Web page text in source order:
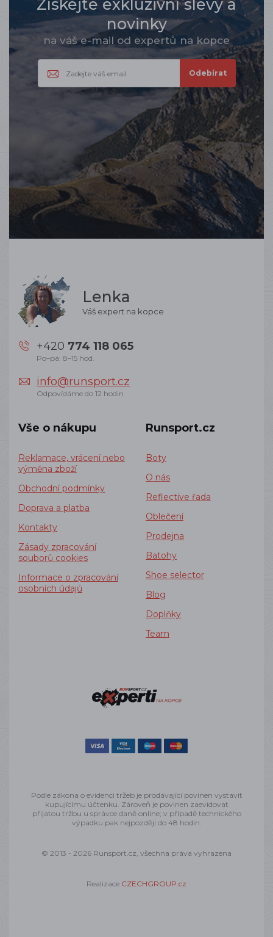
Získejte exkluzivní slevy a
novinky
na váš e-mail od expertů na kopce
Lenka
Váš expert na kopce
+420 774 118 065
Po–pá: 8–15 hod.
info@runsport.cz
Odpovídáme do 12 hodin
Vše o nákupu
Reklamace, vrácení nebo
výměna zboží
Obchodní podmínky
Doprava a platba
Kontakty
Zásady zpracování
souborů cookies
Informace o zpracování
osobních údajů
Runsport.cz
Boty
O nás
Reflective řada
Oblečení
Prodejna
Batohy
Shoe selector
Blog
Doplňky
Team
Podle zákona o evidenci tržeb je prodávající povinen vystavit
kupujícímu účtenku. Zároveň je povinen zaevidovat
přijatou tržbu u správce daně online; v případě technického
výpadku pak nejpozději do 48 hodin.
© 2013 - 2026 Runsport.cz, všechna práva vyhrazena
Realizace CZECHGROUP.cz